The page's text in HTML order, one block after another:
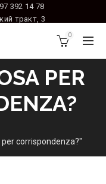
392 14 78
тракт, 3
0
PER
per corrispondenza?"